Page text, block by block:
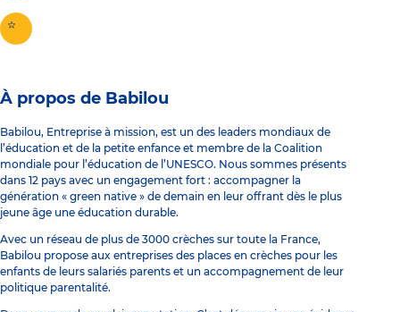
À propos de Babilou
Babilou, Entreprise à mission, est un des leaders mondiaux de
l’éducation et de la petite enfance et membre de la Coalition
mondiale pour l’éducation de l’UNESCO. Nous sommes présents
dans 12 pays avec un engagement fort : accompagner la
génération « green native » de demain en leur offrant dès le plus
jeune âge une éducation durable.
Avec un réseau de plus de 3000 crèches sur toute la France,
Babilou propose aux entreprises des places en crèches pour les
enfants de leurs salariés parents et un accompagnement de leur
politique parentalité.